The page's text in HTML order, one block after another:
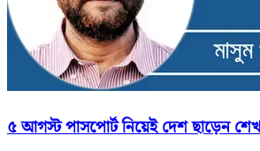
৫ আগস্ট পাসপোর্ট নিয়েই দেশ ছাড়েন শেখ